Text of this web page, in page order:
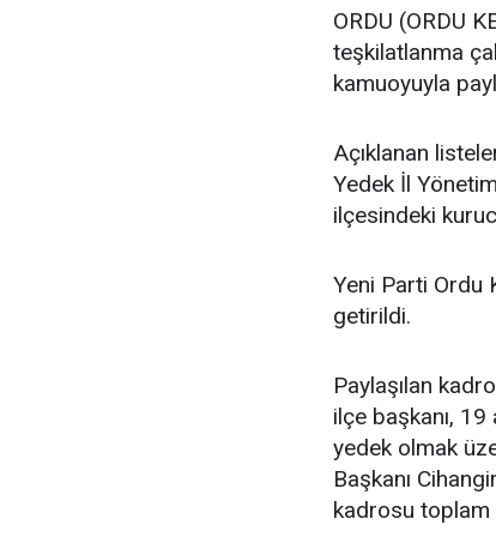
ORDU (ORDU
teşkilatlanma
kamuoyuyla
Açıklanan
Yedek İl
ilçesindeki
Yeni Parti Ordu
getirildi.
Paylaşılan
ilçe başkanı,
yedek olmak
Başkanı
kadrosu toplam